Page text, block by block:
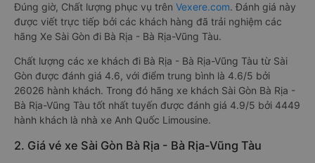
Đúng giờ, Chất lượng phục vụ trên Vexere.com. Đánh giá này
được viết trực tiếp bởi các khách hàng đã trải nghiệm các
hãng Xe Sài Gòn đi Bà Rịa - Bà Rịa-Vũng Tàu.
Chất lượng các xe khách đi Bà Rịa - Bà Rịa-Vũng Tàu từ Sài
Gòn được đánh giá 4.6, với điểm trung bình là 4.6/5 bởi
26026 hành khách. Trong đó hãng xe khách Sài Gòn Bà Rịa -
Bà Rịa-Vũng Tàu tốt nhất tuyến được đánh giá 4.9/5 bởi 4449
hành khách là nhà xe Anh Quốc Limousine.
2. Giá vé xe Sài Gòn Bà Rịa - Bà Rịa-Vũng Tàu